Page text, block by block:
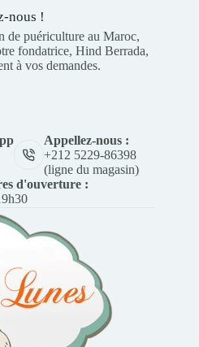
nous !
de puériculture au Maroc,
fondatrice, Hind Berrada,
à vos demandes.
Appellez-nous :
+212 5229-86398
(ligne du magasin)
d'ouverture :